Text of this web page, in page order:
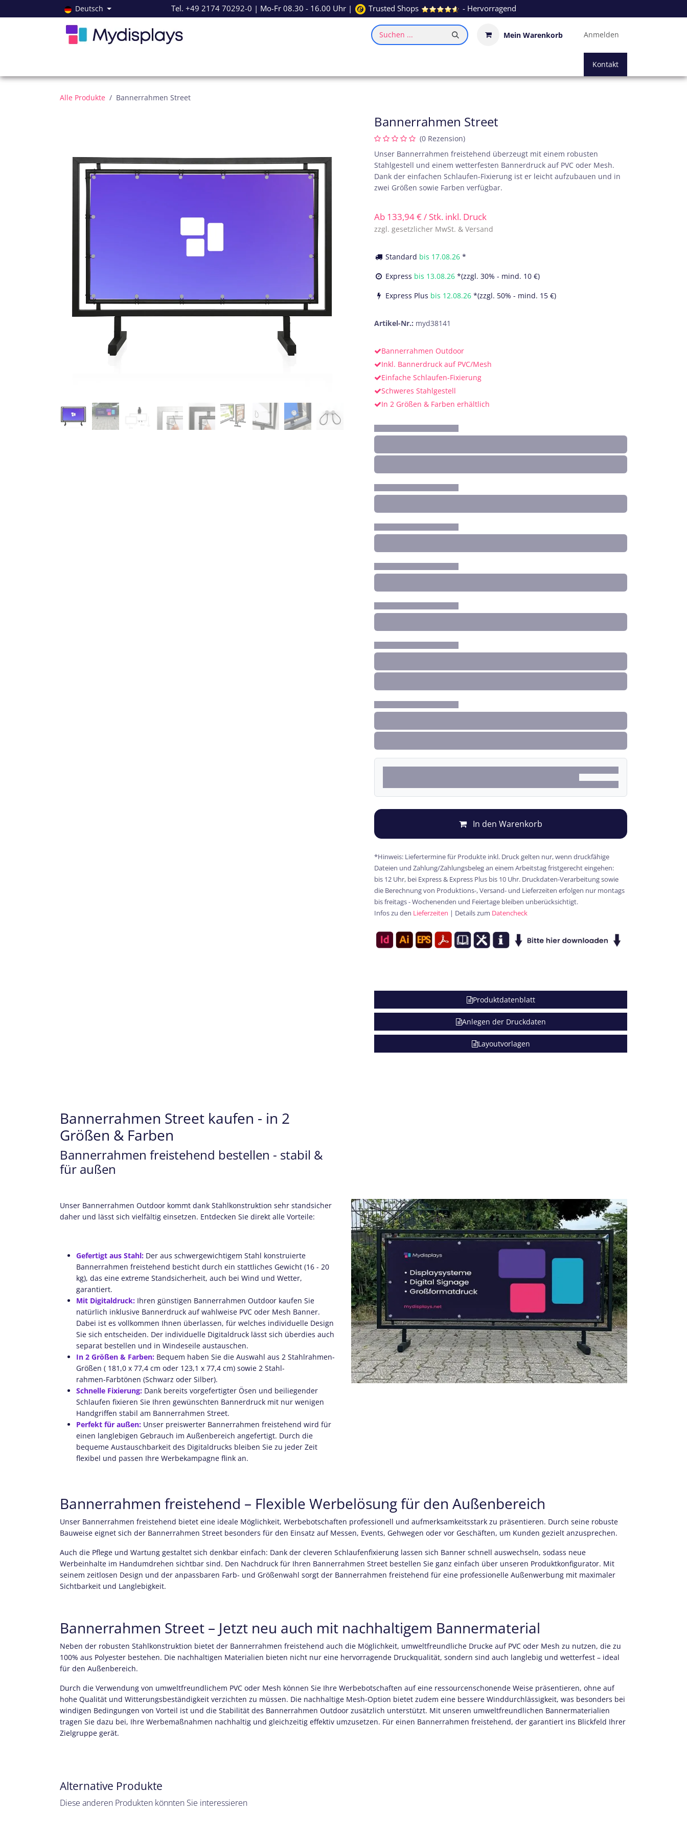
Zum Inhalt springen Deutsch Tel. +49 2174 70292-0 | Mo-Fr 08.30 - 16.00 Uhr | Trusted Shops - Hervorragend
Suchen ... Mein Warenkorb Anmelden
Kontakt
Alle Produkte Bannerrahmen Street
Bannerrahmen Street
(0 Rezension)
Unser Bannerrahmen freistehend überzeugt mit einem robusten
Stahlgestell und einem wetterfesten Bannerdruck auf PVC oder Mesh.
Dank der einfachen Schlaufen-Fixierung ist er leicht aufzubauen und in
zwei Größen sowie Farben verfügbar.
Ab 133,94€/ Stk. inkl. Druck
zzgl. gesetzlicher MwSt. & Versand
Standard bis 17.08.26 *
Express bis 13.08.26 *(zzgl. 30% - mind. 10 €)
Express Plus bis 12.08.26 *(zzgl. 50% - mind. 15 €)
Artikel-Nr.: myd38141
Bannerrahmen Outdoor
Inkl. Bannerdruck auf PVC/Mesh
Einfache Schlaufen-Fixierung
Schweres Stahlgestell
In 2 Größen & Farben erhältlich
In den Warenkorb
*Hinweis: Liefertermine für Produkte inkl. Druck gelten nur, wenn druckfähige
Dateien und Zahlung/Zahlungsbeleg an einem Arbeitstag fristgerecht eingehen:
bis 12 Uhr, bei Express & Express Plus bis 10 Uhr. Druckdaten-Verarbeitung sowie
die Berechnung von Produktions-, Versand- und Lieferzeiten erfolgen nur montags
bis freitags - Wochenenden und Feiertage bleiben unberücksichtigt.
Infos zu den Lieferzeiten | Details zum Datencheck
Produktdatenblatt
Anlegen der Druckdaten
Layoutvorlagen
Bannerrahmen Street kaufen - in 2
Größen & Farben
Bannerrahmen freistehend bestellen - stabil &
für außen
Unser Bannerrahmen Outdoor kommt dank Stahlkonstruktion sehr standsicher
daher und lässt sich vielfältig einsetzen. Entdecken Sie direkt alle Vorteile:
Gefertigt aus Stahl: Der aus schwergewichtigem Stahl konstruierte
Bannerrahmen freistehend besticht durch ein stattliches Gewicht (16 - 20
kg), das eine extreme Standsicherheit, auch bei Wind und Wetter,
garantiert.
Mit Digitaldruck: Ihren günstigen Bannerrahmen Outdoor kaufen Sie
natürlich inklusive Bannerdruck auf wahlweise PVC oder Mesh Banner.
Dabei ist es vollkommen Ihnen überlassen, für welches individuelle Design
Sie sich entscheiden. Der individuelle Digitaldruck lässt sich überdies auch
separat bestellen und in Windeseile austauschen.
In 2 Größen & Farben: Bequem haben Sie die Auswahl aus 2 Stahlrahmen-
Größen ( 181,0 x 77,4 cm oder 123,1 x 77,4 cm) sowie 2 Stahl-
rahmen-Farbtönen (Schwarz oder Silber).
Schnelle Fixierung: Dank bereits vorgefertigter Ösen und beiliegender
Schlaufen fixieren Sie Ihren gewünschten Bannerdruck mit nur wenigen
Handgriffen stabil am Bannerrahmen Street.
Perfekt für außen: Unser preiswerter Bannerrahmen freistehend wird für
einen langlebigen Gebrauch im Außenbereich angefertigt. Durch die
bequeme Austauschbarkeit des Digitaldrucks bleiben Sie zu jeder Zeit
flexibel und passen Ihre Werbekampagne flink an.
Bannerrahmen freistehend – Flexible Werbelösung für den Außenbereich
Unser Bannerrahmen freistehend bietet eine ideale Möglichkeit, Werbebotschaften professionell und aufmerksamkeitsstark zu präsentieren. Durch seine robuste
Bauweise eignet sich der Bannerrahmen Street besonders für den Einsatz auf Messen, Events, Gehwegen oder vor Geschäften, um Kunden gezielt anzusprechen.
Auch die Pflege und Wartung gestaltet sich denkbar einfach: Dank der cleveren Schlaufenfixierung lassen sich Banner schnell auswechseln, sodass neue
Werbeinhalte im Handumdrehen sichtbar sind. Den Nachdruck für Ihren Bannerrahmen Street bestellen Sie ganz einfach über unseren Produktkonfigurator. Mit
seinem zeitlosen Design und der anpassbaren Farb- und Größenwahl sorgt der Bannerrahmen freistehend für eine professionelle Außenwerbung mit maximaler
Sichtbarkeit und Langlebigkeit.
Bannerrahmen Street – Jetzt neu auch mit nachhaltigem Bannermaterial
Neben der robusten Stahlkonstruktion bietet der Bannerrahmen freistehend auch die Möglichkeit, umweltfreundliche Drucke auf PVC oder Mesh zu nutzen, die zu
100% aus Polyester bestehen. Die nachhaltigen Materialien bieten nicht nur eine hervorragende Druckqualität, sondern sind auch langlebig und wetterfest – ideal
für den Außenbereich.
Durch die Verwendung von umweltfreundlichem PVC oder Mesh können Sie Ihre Werbebotschaften auf eine ressourcenschonende Weise präsentieren, ohne auf
hohe Qualität und Witterungsbeständigkeit verzichten zu müssen. Die nachhaltige Mesh-Option bietet zudem eine bessere Winddurchlässigkeit, was besonders bei
windigen Bedingungen von Vorteil ist und die Stabilität des Bannerrahmen Outdoor zusätzlich unterstützt. Mit unseren umweltfreundlichen Bannermaterialien
tragen Sie dazu bei, Ihre Werbemaßnahmen nachhaltig und gleichzeitig effektiv umzusetzen. Für einen Bannerrahmen freistehend, der garantiert ins Blickfeld Ihrer
Zielgruppe gerät.
Alternative Produkte
Diese anderen Produkten könnten Sie interessieren